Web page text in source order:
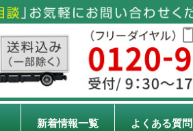
新着情報一覧 よくある質問